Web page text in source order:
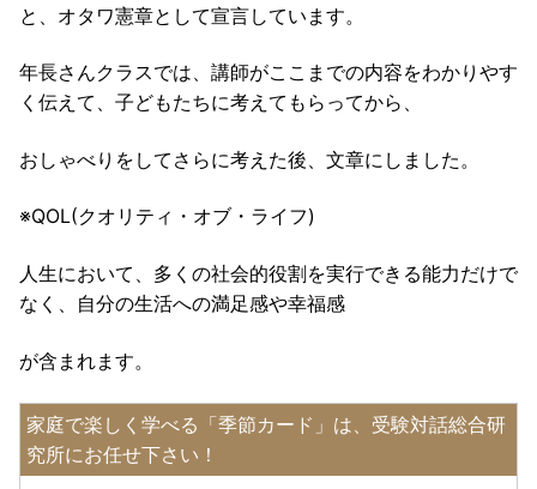
と、オタワ憲章として宣言しています。
年長さんクラスでは、講師がここまでの内容をわかりやす
く伝えて、子どもたちに考えてもらってから、
おしゃべりをしてさらに考えた後、文章にしました。
※QOL(クオリティ・オブ・ライフ)
人生において、多くの社会的役割を実行できる能力だけで
なく、自分の生活への満足感や幸福感
が含まれます。
家庭で楽しく学べる「季節カード」は、受験対話総合研
究所にお任せ下さい！